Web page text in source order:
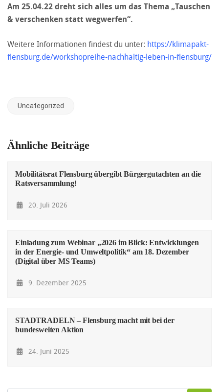
Am 25.04.22 dreht sich alles um das Thema „Tauschen
& verschenken statt wegwerfen“.
Weitere Informationen findest du unter: https://klimapakt-
flensburg.de/workshopreihe-nachhaltig-leben-in-flensburg/
Uncategorized
Ähnliche Beiträge
Mobilitätsrat Flensburg übergibt Bürgergutachten an die
Ratsversammlung!
20. Juli 2026
Einladung zum Webinar „2026 im Blick: Entwicklungen
in der Energie- und Umweltpolitik“ am 18. Dezember
(Digital über MS Teams)
9. Dezember 2025
STADTRADELN – Flensburg macht mit bei der
bundesweiten Aktion
24. Juni 2025